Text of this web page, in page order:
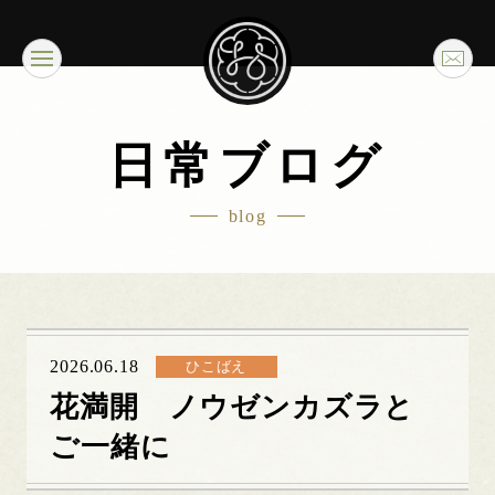
日常ブログ
blog
2026.06.18 ひこばえ
花満開 ノウゼンカズラと
ご一緒に